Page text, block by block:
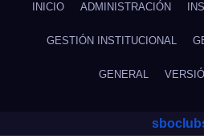
INICIO ADMINISTRACIÓN
GESTIÓN INSTITUCIONAL
GENERAL